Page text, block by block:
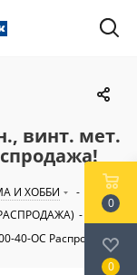
винт. мет.
И ХОББИ
-
-
Банка
40-ОС Распродажа!
0
0